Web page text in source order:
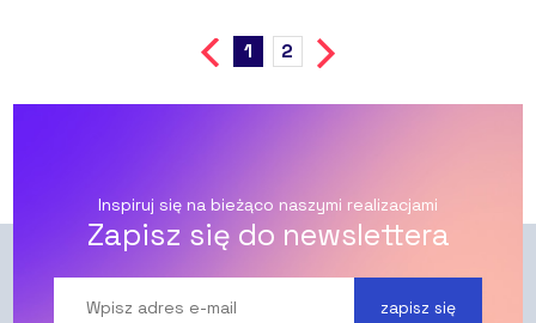
1 2
Inspiruj się na bieżąco naszymi realizacjami
Zapisz się do newslettera
zapisz się